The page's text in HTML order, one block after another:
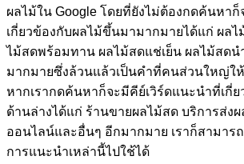
ผลไม้ใน Google โดยที่ยังไม่ต้องกดค้นหาก็
เกี่ยวข้องกับผลไม้ขึ้นมามากมายได้แก่ ผล
ไม้สดพร้อมทาน ผลไม้สดแช่เย็น ผลไม้สดน
มากมายซึ่งล้วนแล้วเป็นคำที่คนส่วนใหญ่ใ
หากเรากดค้นหาก็จะมีคีย์เวิร์ดแนะนำที่เกี่ย
ด้านล่างได้แก่ ร้านขายผลไม้สด บริการส่ง
ออนไลน์และอื่นๆ อีกมากมาย เราก็สามารถ
การแนะนำเหล่านี้ไปใช้ได้